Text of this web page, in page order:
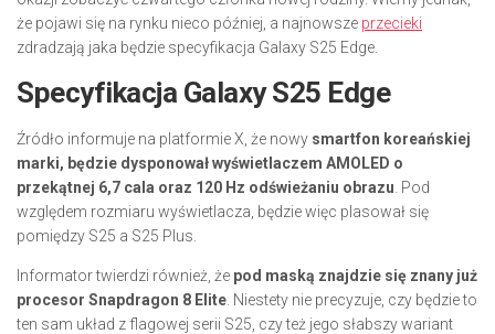
że pojawi się na rynku nieco później, a najnowsze przecieki
zdradzają jaka będzie specyfikacja Galaxy S25 Edge.
Specyfikacja Galaxy S25 Edge
Źródło informuje na platformie X, że nowy smartfon koreańskiej
marki, będzie dysponował wyświetlaczem AMOLED o
przekątnej 6,7 cala oraz 120 Hz odświeżaniu obrazu . Pod
względem rozmiaru wyświetlacza, będzie więc plasował się
pomiędzy S25 a S25 Plus.
Informator twierdzi również, że pod maską znajdzie się znany już
procesor Snapdragon 8 Elite . Niestety nie precyzuje, czy będzie to
ten sam układ z flagowej serii S25, czy też jego słabszy wariant